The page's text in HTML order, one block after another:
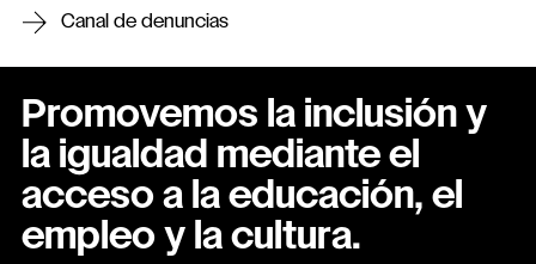
Canal de denuncias
Promovemos la inclusión y
la igualdad mediante el
acceso a la educación, el
empleo y la cultura.